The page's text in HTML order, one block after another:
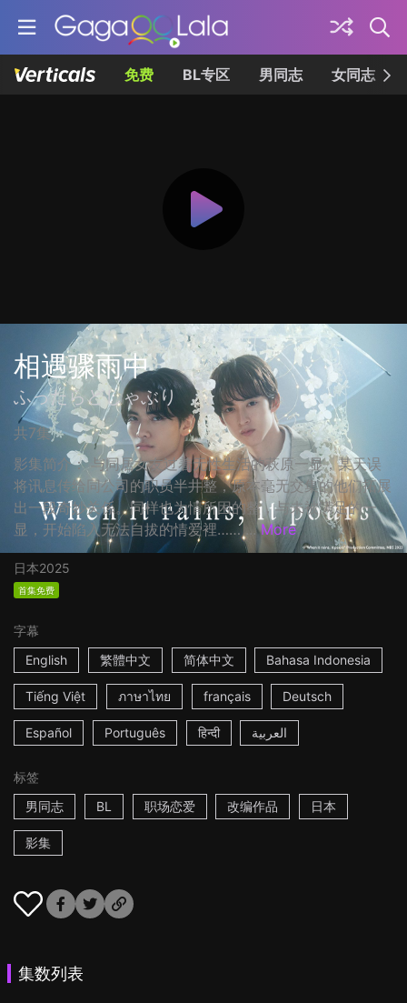
免费 BL专区 男同志 女同志
相遇骤雨中
ふったらどしゃぶり
共7集
影集简介： 与同居女友过着无性生活的萩原一显，某天误
将讯息传给同公司的职员半井整，原本毫无交集的他们拓展
出一段奇妙关係。同样也为情所困的整，与未被满足的一
显，开始陷入无法自拔的情爱裡…… ... More
日本2025
首集免费
字幕
English
繁體中文 简体中文 Bahasa Indonesia
Tiếng Việt ภาษาไทย français Deutsch
Español Português हिन्दी العربية
标签
男同志
BL 职场恋爱 改编作品 日本
影集
集数列表